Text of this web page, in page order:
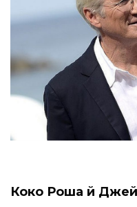
Коко Роша й